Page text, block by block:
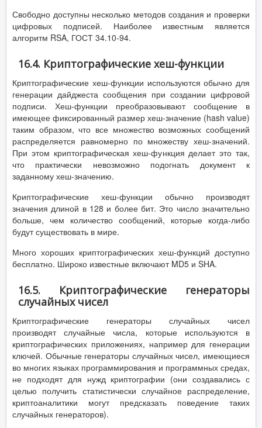
Свободно доступны несколько методов создания и проверки
цифровых подписей. Наиболее известным является
алгоритм RSA, ГОСТ 34.10-94.
16.4. Криптографические хеш-функции
Криптографические хеш-функции используются обычно для
генерации дайджеста сообщения при создании цифровой
подписи. Хеш-функции преобразовывают сообщение в
имеющее фиксированный размер хеш-значение (hash value)
таким образом, что все множество возможных сообщений
распределяется равномерно по множеству хеш-значений.
При этом криптографическая хеш-функция делает это так,
что практически невозможно подогнать документ к
заданному хеш-значению.
Криптографические хеш-функции обычно производят
значения длиной в 128 и более бит. Это число значительно
больше, чем количество сообщений, которые когда-либо
будут существовать в мире.
Много хороших криптографических хеш-функций доступно
бесплатно. Широко известные включают MD5 и SHA.
16.5. Криптографические генераторы
случайных чисел
Криптографические генераторы случайных чисел
производят случайные числа, которые используются в
криптографических приложениях, например для генерации
ключей. Обычные генераторы случайных чисел, имеющиеся
во многих языках программирования и программных средах,
не подходят для нужд криптографии (они создавались с
целью получить статистически случайное распределение,
криптоаналитики могут предсказать поведение таких
случайных генераторов).